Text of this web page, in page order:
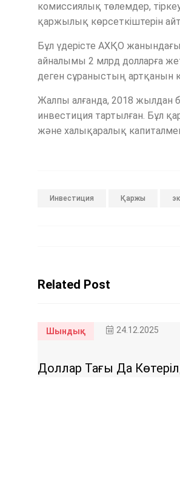
комиссиялық төлемдер,
қаржылық көрсеткіштерін
Бұл үдерісте АХҚО
айналымы 2 млрд долларға
деген сұраныстың артқанын
Жалпы алғанда, 2018 жылдан
инвестиция тартылған. Бұл
және халықаралық
Инвестиция Қаржы
Related Post
Шындық 24.12.2025
Доллар Тағы Да